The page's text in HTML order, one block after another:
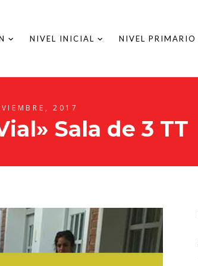
NIVEL INICIAL NIVEL PRIMARIO
2017
Sala de 3 TT